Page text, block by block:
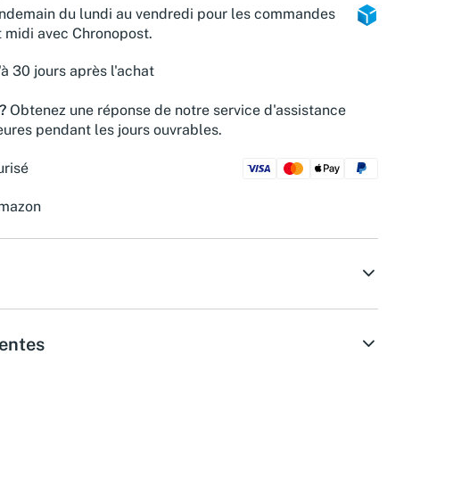
du lundi au vendredi pour les commandes
midi avec Chronopost.
30 jours après l'achat
Obtenez une réponse de notre service d'assistance
pendant les jours ouvrables.